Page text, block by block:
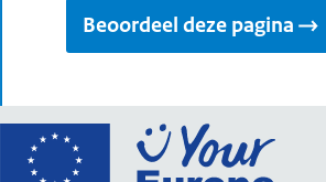
Beoordeel deze pagina
Ga